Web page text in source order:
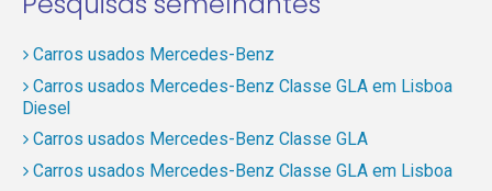
Carros usados Mercedes-Benz
Carros usados Mercedes-Benz Classe GLA em Lisboa
Diesel
Carros usados Mercedes-Benz Classe GLA
Carros usados Mercedes-Benz Classe GLA em Lisboa